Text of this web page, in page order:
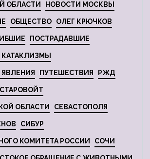
ОБЛАСТИ НОВОСТИ МОСКВЫ
ОБЩЕСТВО ОЛЕГ КРЮЧКОВ
ПОСТРАДАВШИЕ
ПУТЕШЕСТВИЯ РЖД
ОБЛАСТИ СЕВАСТОПОЛЯ
СИБУР
КОМИТЕТА РОССИИ СОЧИ